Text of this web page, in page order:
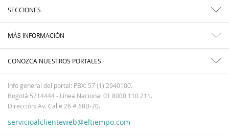
SECCIONES
MÁS INFORMACIÓN
CONOZCA NUESTROS PORTALES
Info general del portal: PBX: 57 (1) 2940100.
Bogotá 5714444 - Línea Nacional 01 8000 110 211.
Dirección: Av. Calle 26 # 68B-70.
servicioalclienteweb@eltiempo.com